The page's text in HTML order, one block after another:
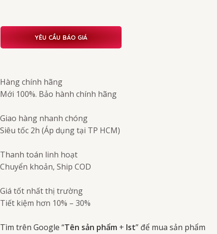
YÊU CẦU BÁO GIÁ
Hàng chính hãng
Mới 100%. Bảo hành chính hãng
Giao hàng nhanh chóng
Siêu tốc 2h (Áp dụng tại TP HCM)
Thanh toán linh hoạt
Chuyển khoản, Ship COD
Giá tốt nhất thị trường
Tiết kiệm hơn 10% – 30%
Tìm trên Google “Tên sản phẩm + Ist” để mua sản phẩm